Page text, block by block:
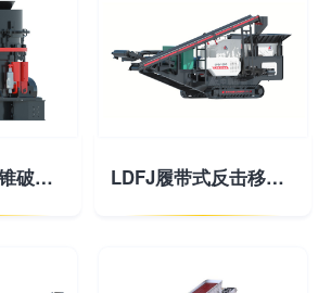
HP多缸液压圆锥破碎机 LDFJ履带式反击移动破碎站